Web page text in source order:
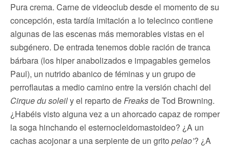
Pura crema. Carne de videoclub desde el momento de su
concepción, esta tardía imitación a lo telecinco contiene
algunas de las escenas más memorables vistas en el
subgénero. De entrada tenemos doble ración de tranca
bárbara (los hiper anabolizados e impagables gemelos
Paul), un nutrido abanico de féminas y un grupo de
perroflautas a medio camino entre la versión chachi del
Cirque du soleily el reparto deFreaksde Tod Browning.
¿Habéis visto alguna vez a un ahorcado capaz de romper
la soga hinchando el esternocleidomastoideo? ¿A un
cachas acojonar a una serpiente de un grito pelao’? ¿A